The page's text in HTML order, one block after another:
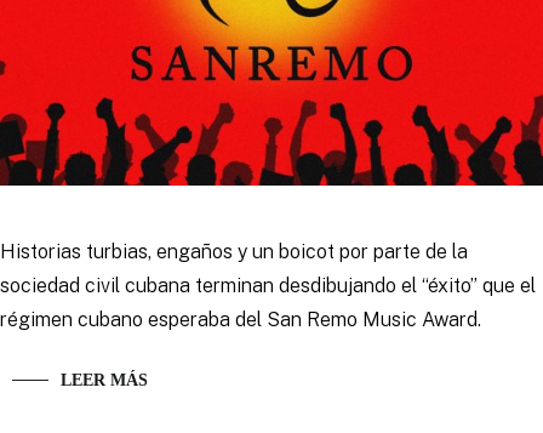
Historias turbias, engaños y un boicot por parte de la
sociedad civil cubana terminan desdibujando el “éxito” que el
régimen cubano esperaba del San Remo Music Award.
LEER MÁS